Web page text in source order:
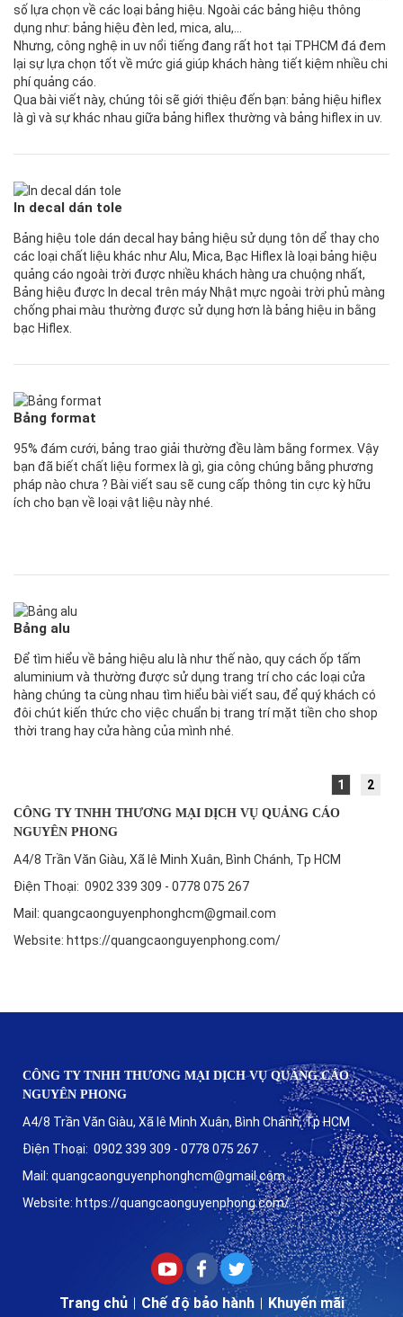
số lựa chọn về các loại bảng hiệu. Ngoài các bảng hiệu thông
dụng như: bảng hiệu đèn led, mica, alu,…
Nhưng, công nghệ in uv nổi tiếng đang rất hot tại TPHCM đá đem
lại sự lựa chọn tốt về mức giá giúp khách hàng tiết kiệm nhiều chi
phí quảng cáo.
Qua bài viết này, chúng tôi sẽ giới thiệu đến bạn: bảng hiệu hiflex
là gì và sự khác nhau giữa bảng hiflex thường và bảng hiflex in uv.
In decal dán tole
Bảng hiệu tole dán decal hay bảng hiệu sử dụng tôn dể thay cho
các loại chất liệu khác như Alu, Mica, Bạc Hiflex là loại bảng hiệu
quảng cáo ngoài trời được nhiều khách hàng ưa chuộng nhất,
Bảng hiệu được In decal trên máy Nhật mực ngoài trời phủ màng
chống phai màu thường được sử dụng hơn là bảng hiệu in bằng
bạc Hiflex.
Bảng format
95% đám cưới, bảng trao giải thường đều làm bằng formex. Vậy
bạn đã biết chất liệu formex là gì, gia công chúng bằng phương
pháp nào chưa ? Bài viết sau sẽ cung cấp thông tin cực kỳ hữu
ích cho bạn về loại vật liệu này nhé.
Bảng alu
Để tìm hiểu về bảng hiệu alu là như thế nào, quy cách ốp tấm
aluminium và thường được sử dụng trang trí cho các loại cửa
hàng chúng ta cùng nhau tìm hiểu bài viết sau, để quý khách có
đôi chút kiến thức cho việc chuẩn bị trang trí mặt tiền cho shop
thời trang hay cửa hàng của mình nhé.
1 2
CÔNG TY TNHH THƯƠNG MẠI DỊCH VỤ QUẢNG CÁO
NGUYÊN PHONG
A4/8 Trần Văn Giàu, Xã lê Minh Xuân, Bình Chánh, Tp HCM
Điện Thoại: 0902 339 309 - 0778 075 267
Mail: quangcaonguyenphonghcm@gmail.com
Website: https://quangcaonguyenphong.com/
CÔNG TY TNHH THƯƠNG MẠI DỊCH VỤ QUẢNG CÁO
NGUYÊN PHONG
A4/8 Trần Văn Giàu, Xã lê Minh Xuân, Bình Chánh, Tp HCM
Điện Thoại: 0902 339 309 - 0778 075 267
Mail: quangcaonguyenphonghcm@gmail.com
Website: https://quangcaonguyenphong.com/
Trang chủ Chế độ bảo hành Khuyến mãi